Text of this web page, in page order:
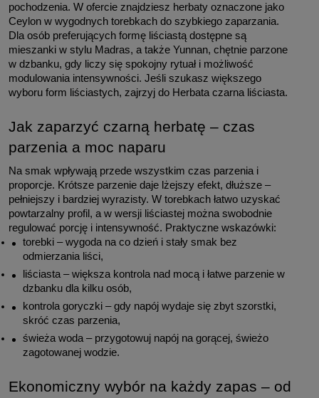
pochodzenia. W ofercie znajdziesz herbaty oznaczone jako
Ceylon w wygodnych torebkach do szybkiego zaparzania.
Dla osób preferujących formę liściastą dostępne są
mieszanki w stylu Madras, a także Yunnan, chętnie parzone
w dzbanku, gdy liczy się spokojny rytuał i możliwość
modulowania intensywności. Jeśli szukasz większego
wyboru form liściastych, zajrzyj do Herbata czarna liściasta.
Jak zaparzyć czarną herbatę – czas
parzenia a moc naparu
Na smak wpływają przede wszystkim czas parzenia i
proporcje. Krótsze parzenie daje lżejszy efekt, dłuższe –
pełniejszy i bardziej wyrazisty. W torebkach łatwo uzyskać
powtarzalny profil, a w wersji liściastej można swobodnie
regulować porcję i intensywność. Praktyczne wskazówki:
torebki – wygoda na co dzień i stały smak bez
odmierzania liści,
liściasta – większa kontrola nad mocą i łatwe parzenie w
dzbanku dla kilku osób,
kontrola goryczki – gdy napój wydaje się zbyt szorstki,
skróć czas parzenia,
świeża woda – przygotowuj napój na gorącej, świeżo
zagotowanej wodzie.
Ekonomiczny wybór na każdy zapas – od